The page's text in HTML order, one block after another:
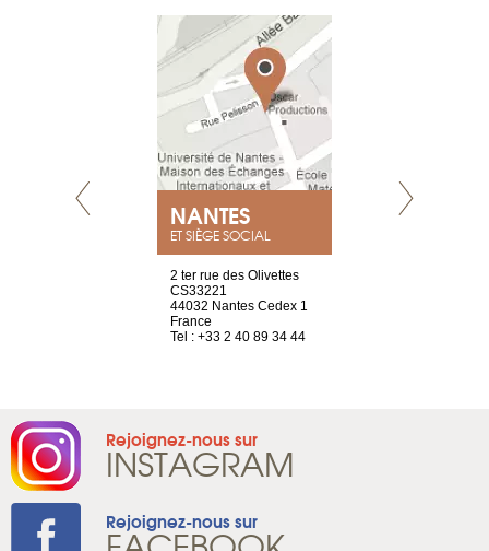
NANTES
ET SIÈGE SOCIAL
2 ter rue des Olivettes
CS33221
44032 Nantes Cedex 1
France
Tel : +33 2 40 89 34 44
Rejoignez-nous sur
INSTAGRAM
Rejoignez-nous sur